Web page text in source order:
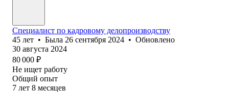
Специалист по кадровому делопроизводству
45 лет • Была 26 сентября 2024 • Обновлено
30 августа 2024
80 000 ₽
Не ищет работу
Общий опыт
7 лет 8 месяцев